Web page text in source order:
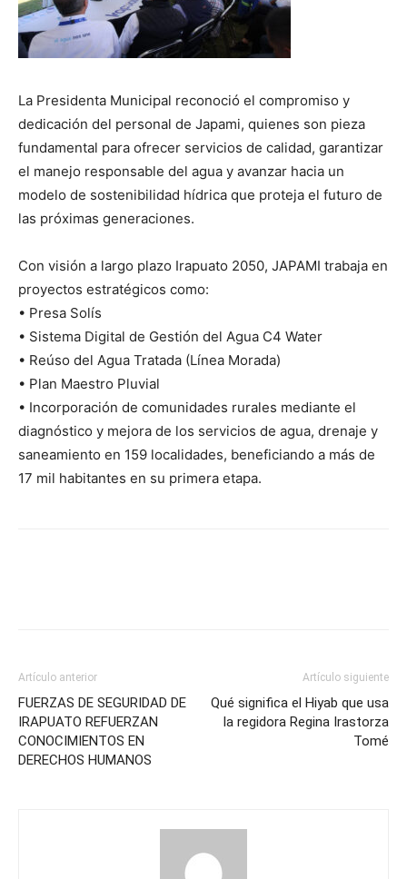
La Presidenta Municipal reconoció el compromiso y
dedicación del personal de Japami, quienes son pieza
fundamental para ofrecer servicios de calidad, garantizar
el manejo responsable del agua y avanzar hacia un
modelo de sostenibilidad hídrica que proteja el futuro de
las próximas generaciones.
Con visión a largo plazo Irapuato 2050, JAPAMI trabaja en
proyectos estratégicos como:
• Presa Solís
• Sistema Digital de Gestión del Agua C4 Water
• Reúso del Agua Tratada (Línea Morada)
• Plan Maestro Pluvial
• Incorporación de comunidades rurales mediante el
diagnóstico y mejora de los servicios de agua, drenaje y
saneamiento en 159 localidades, beneficiando a más de
17 mil habitantes en su primera etapa.
Artículo anterior
FUERZAS DE SEGURIDAD DE
IRAPUATO REFUERZAN
CONOCIMIENTOS EN
DERECHOS HUMANOS
Artículo siguiente
Qué significa el Hiyab que usa
la regidora Regina Irastorza
Tomé